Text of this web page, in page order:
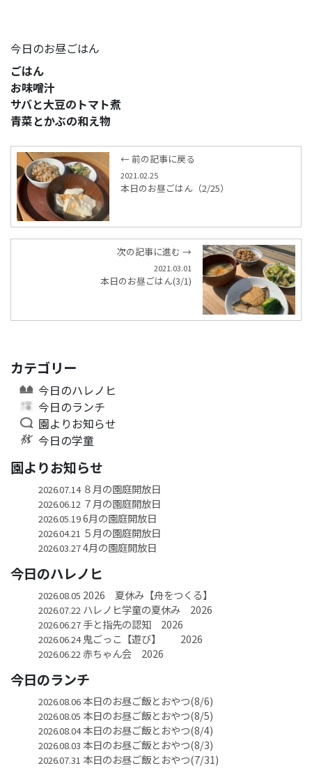
今日のお昼ごはん
ごはん
お味噌汁
サバと大豆のトマト煮
青菜とかぶの和え物
← 前の記事に戻る
2021.02.25
本日のお昼ごはん（2/25）
次の記事に進む →
2021.03.01
本日のお昼ごはん(3/1)
カテゴリー
今日のハレノヒ
今日のランチ
園よりお知らせ
今日の学童
園よりお知らせ
2026.07.14８月の園庭開放日
2026.06.12７月の園庭開放日
2026.05.196月の園庭開放日
2026.04.21 ５月の園庭開放日
2026.03.274月の園庭開放日
今日のハレノヒ
2026.08.05 2026 夏休み【舟をつくる】
2026.07.22ハレノヒ学童の夏休み 2026
2026.06.27手と指先の認知 2026
2026.06.24鬼ごっこ【遊び】 2026
2026.06.22赤ちゃん会 2026
今日のランチ
2026.08.06本日のお昼ご飯とおやつ(8/6)
2026.08.05 本日のお昼ご飯とおやつ(8/5)
2026.08.04本日のお昼ご飯とおやつ(8/4)
2026.08.03 本日のお昼ご飯とおやつ(8/3)
2026.07.31 本日のお昼ご飯とおやつ(7/31)